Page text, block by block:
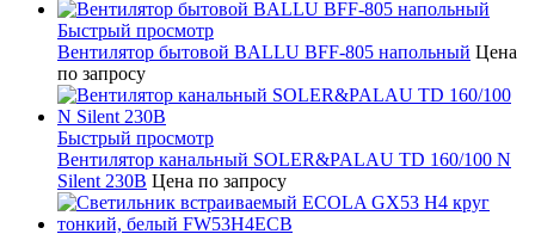
Быстрый просмотр
Вентилятор бытовой BALLU BFF-805 напольный Цена
по запросу
Быстрый просмотр
Вентилятор канальный SOLER&PALAU TD 160/100 N
Silent 230В Цена по запросу